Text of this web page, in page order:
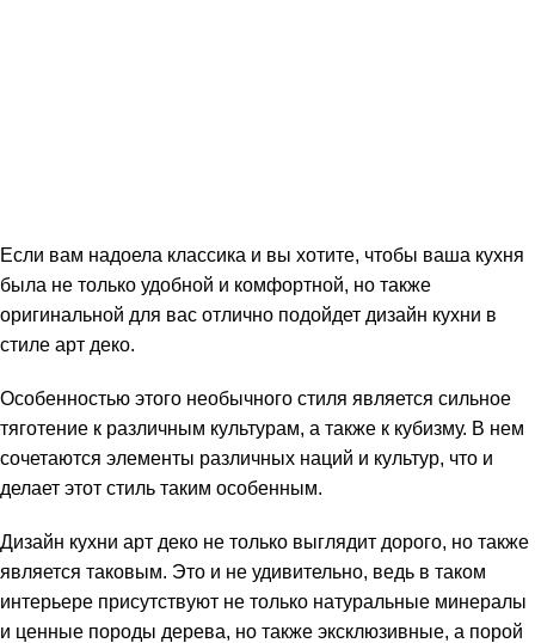
Если вам надоела классика и вы хотите, чтобы ваша кухня
была не только удобной и комфортной, но также
оригинальной для вас отлично подойдет дизайн кухни в
стиле арт деко.
Особенностью этого необычного стиля является сильное
тяготение к различным культурам, а также к кубизму. В нем
сочетаются элементы различных наций и культур, что и
делает этот стиль таким особенным.
Дизайн кухни арт деко не только выглядит дорого, но также
является таковым. Это и не удивительно, ведь в таком
интерьере присутствуют не только натуральные минералы
и ценные породы дерева, но также эксклюзивные, а порой